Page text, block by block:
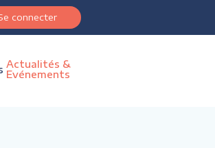
connecter
Actualités &
Evénements